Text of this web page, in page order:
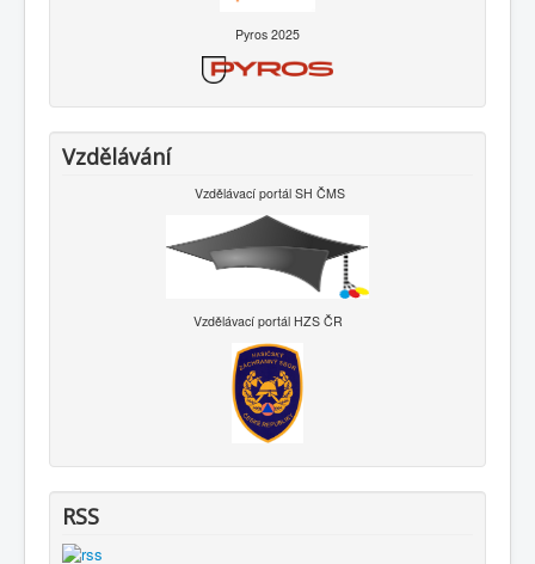
Pyros 2025
Vzdělávání
Vzdělávací portál SH ČMS
Vzdělávací portál HZS ČR
RSS